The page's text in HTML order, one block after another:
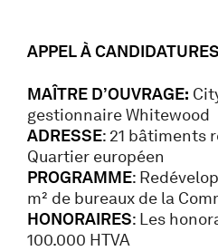
APPEL À CANDIDATURES
MAÎTRE D’OUVRAGE:
gestionnaire Whitewood
ADRESSE: 21 bâtiments
Quartier européen
PROGRAMME:
m² de bureaux de la
HONORAIRES: Les
100.000 HTVA